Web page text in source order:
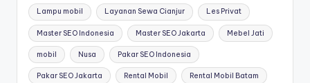
Lampu mobil Layanan Sewa Cianjur Les Privat
Master SEO Indonesia Master SEO Jakarta Mebel Jati
mobil Nusa Pakar SEO Indonesia
Pakar SEO Jakarta Rental Mobil Rental Mobil Batam